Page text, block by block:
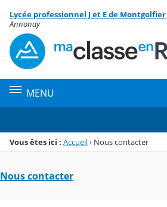
Menu de la rubrique
Contenu
Lycée professionnel J et E de Montgolfier
Annonay
MENU
Vous êtes ici : Accueil› Nous contacter
Nous contacter